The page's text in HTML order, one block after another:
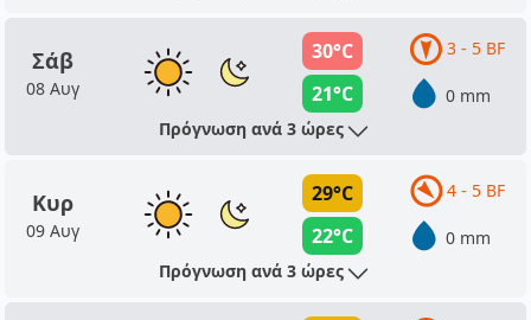
Σάβ
08 Αυγ
30°C
21°C
3 - 5 BF
0 mm
Πρόγνωση ανά 3 ώρες
Κυρ
09 Αυγ
29°C
22°C
4 - 5 BF
0 mm
Πρόγνωση ανά 3 ώρες